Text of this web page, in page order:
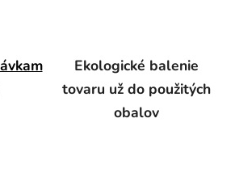
Ekologické balenie
tovaru už do použitých
obalov